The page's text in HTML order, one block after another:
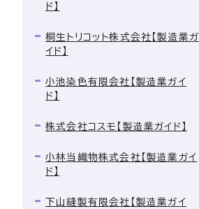
ド】
桐生トリコット株式会社【製造業ガ
イド】
小池染色有限会社【製造業ガイ
ド】
株式会社コスモ【製造業ガイド】
小林当織物株式会社【製造業ガイ
ド】
下山縫製有限会社【製造業ガイ